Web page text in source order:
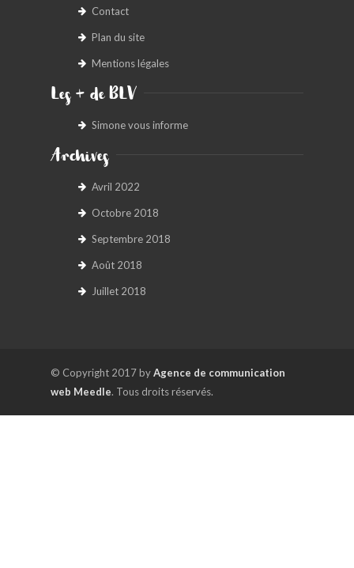
Contact
Plan du site
Mentions légales
Les + de BLV
Simone vous informe
Archives
Avril 2022
Octobre 2018
Septembre 2018
Août 2018
Juillet 2018
© Copyright 2017 byAgence de communication
web Meedle. Tous droits réservés.